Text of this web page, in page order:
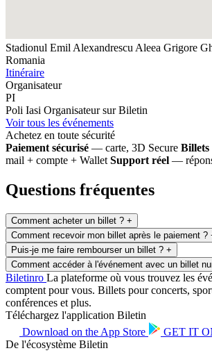
Stadionul Emil Alexandrescu Aleea Grigore
Romania
Itinéraire
Organisateur
PI
Poli Iasi Organisateur sur Biletin
Voir tous les événements
Achetez en toute sécurité
Paiement sécurisé — carte, 3D Secure Billets
mail + compte + Wallet Support réel —
Questions fréquentes
Comment acheter un billet ? +
Comment recevoir mon billet après le paiement ?
Puis-je me faire rembourser un billet ? +
Comment accéder à l'événement avec un billet
Biletinro La plateforme où vous trouvez les
comptent pour vous. Billets pour concerts,
conférences et plus.
Téléchargez l'application Biletin
Download on the App Store GET IT
De l'écosystème Biletin